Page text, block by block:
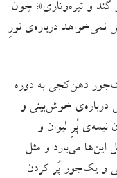
و تیره‌وتاری»؛ چون
نمی‌خواهد درباره‌ی نورِ
یک‌جور دهن‌کجی به دوره
درباره‌ی خوش‌بینی و
نیمه‌ی پُرِ لیوان و
این‌ها می‌بارد و مثل
و یک‌جور پُر کردن